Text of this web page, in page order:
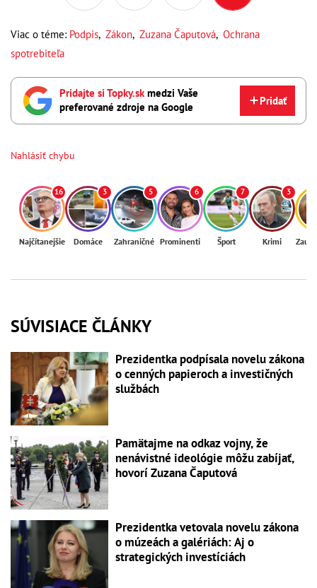
Viac o téme: Podpis, Zákon, Zuzana Čaputová, Ochrana
spotrebiteľa
Pridajte si Topky.skmedzi Vaše
preferované zdroje na Google
Pridať
Nahlásiť chybu
16
Najčítanejšie
3
Domáce
5
Zahraničné
6
Prominenti
7
Šport
3
Krimi
SÚVISIACE ČLÁNKY
Prezidentka podpísala novelu zákona
o cenných papieroch a investičných
službách
Pamätajme na odkaz vojny, že
nenávistné ideológie môžu zabíjať,
hovorí Zuzana Čaputová
Prezidentka vetovala novelu zákona
o múzeách a galériách: Aj o
strategických investíciách